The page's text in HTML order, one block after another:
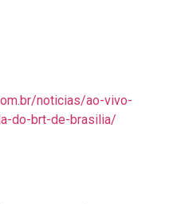
noticias/ao-vivo-
do-brt-de-brasilia/